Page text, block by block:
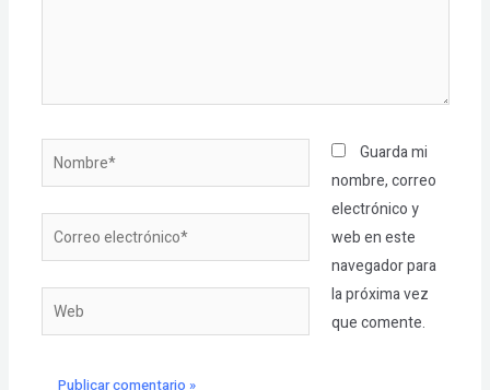
Nombre*
Correo
Web
Guarda mi
nombre, correo
electrónico y
web en este
navegador para
la próxima vez
que comente.